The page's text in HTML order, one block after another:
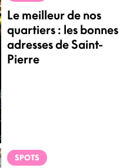
Le meilleur de nos
quartiers : les bonnes
adresses de Saint-
Pierre
SPOTS